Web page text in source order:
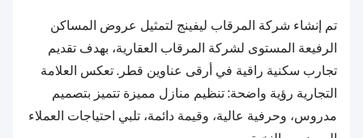
تم إنشاء شركة المرقاب ليفينج لتمثيل عروض المساكن
الرفيعة المستوى لشركة المرقاب العقارية، بهدف تقديم
تجارب سكنية راقية في أرقى عناوين قطر. تعكس العلامة
التجارية رؤية واضحة: تنظيم منازل مميزة تتميز بتصميم
مدروس، وحرفية عالية، وقيمة دائمة، تلبي احتياجات العملاء